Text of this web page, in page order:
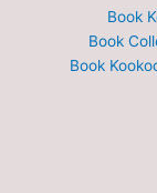
Book
Book
Book